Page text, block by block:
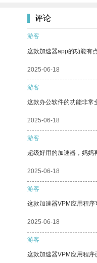
评论
游客
这款加速器app的功能有
2025-06-18
游客
这款办公软件的功能非常
2025-06-18
游客
超级好用的加速器，妈妈
2025-06-18
游客
这款加速器VPM应用程序
2025-06-18
游客
这款加速器VPM应用程序